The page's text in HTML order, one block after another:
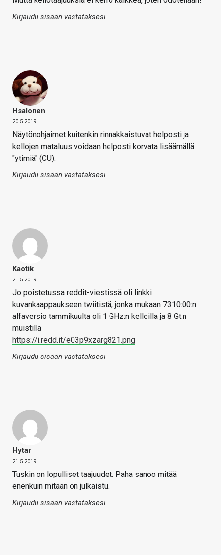
Kirjaudu sisään vastataksesi
Hsalonen
20.5.2019
Näytönohjaimet kuitenkin rinnakkaistuvat helposti ja
kellojen mataluus voidaan helposti korvata lisäämällä
"ytimiä" (CU).
Kirjaudu sisään vastataksesi
Kaotik
21.5.2019
Jo poistetussa reddit-viestissä oli linkki
kuvankaappaukseen twiitistä, jonka mukaan 7310:00:n
alfaversio tammikuulta oli 1 GHz:n kelloilla ja 8 Gt:n
muistilla
https://i.redd.it/e03p9xzarg821.png
Kirjaudu sisään vastataksesi
Hytar
21.5.2019
Tuskin on lopulliset taajuudet. Paha sanoo mitää
enenkuin mitään on julkaistu.
Kirjaudu sisään vastataksesi